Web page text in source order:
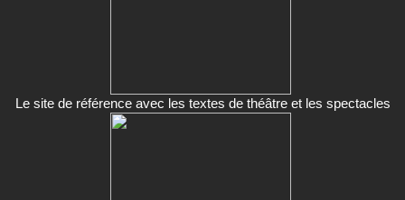
Le site de référence avec les textes de théâtre et les spectacles